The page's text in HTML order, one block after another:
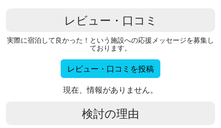
レビュー・口コミ
実際に宿泊して良かった！という施設への応援メッセージを募集し
ております。
レビュー・口コミを投稿
現在、情報がありません。
検討の理由